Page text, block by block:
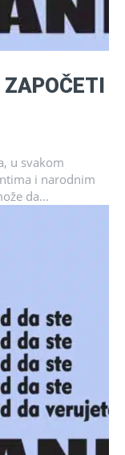
ZAPOČETI
u svakom
i narodnim
da...